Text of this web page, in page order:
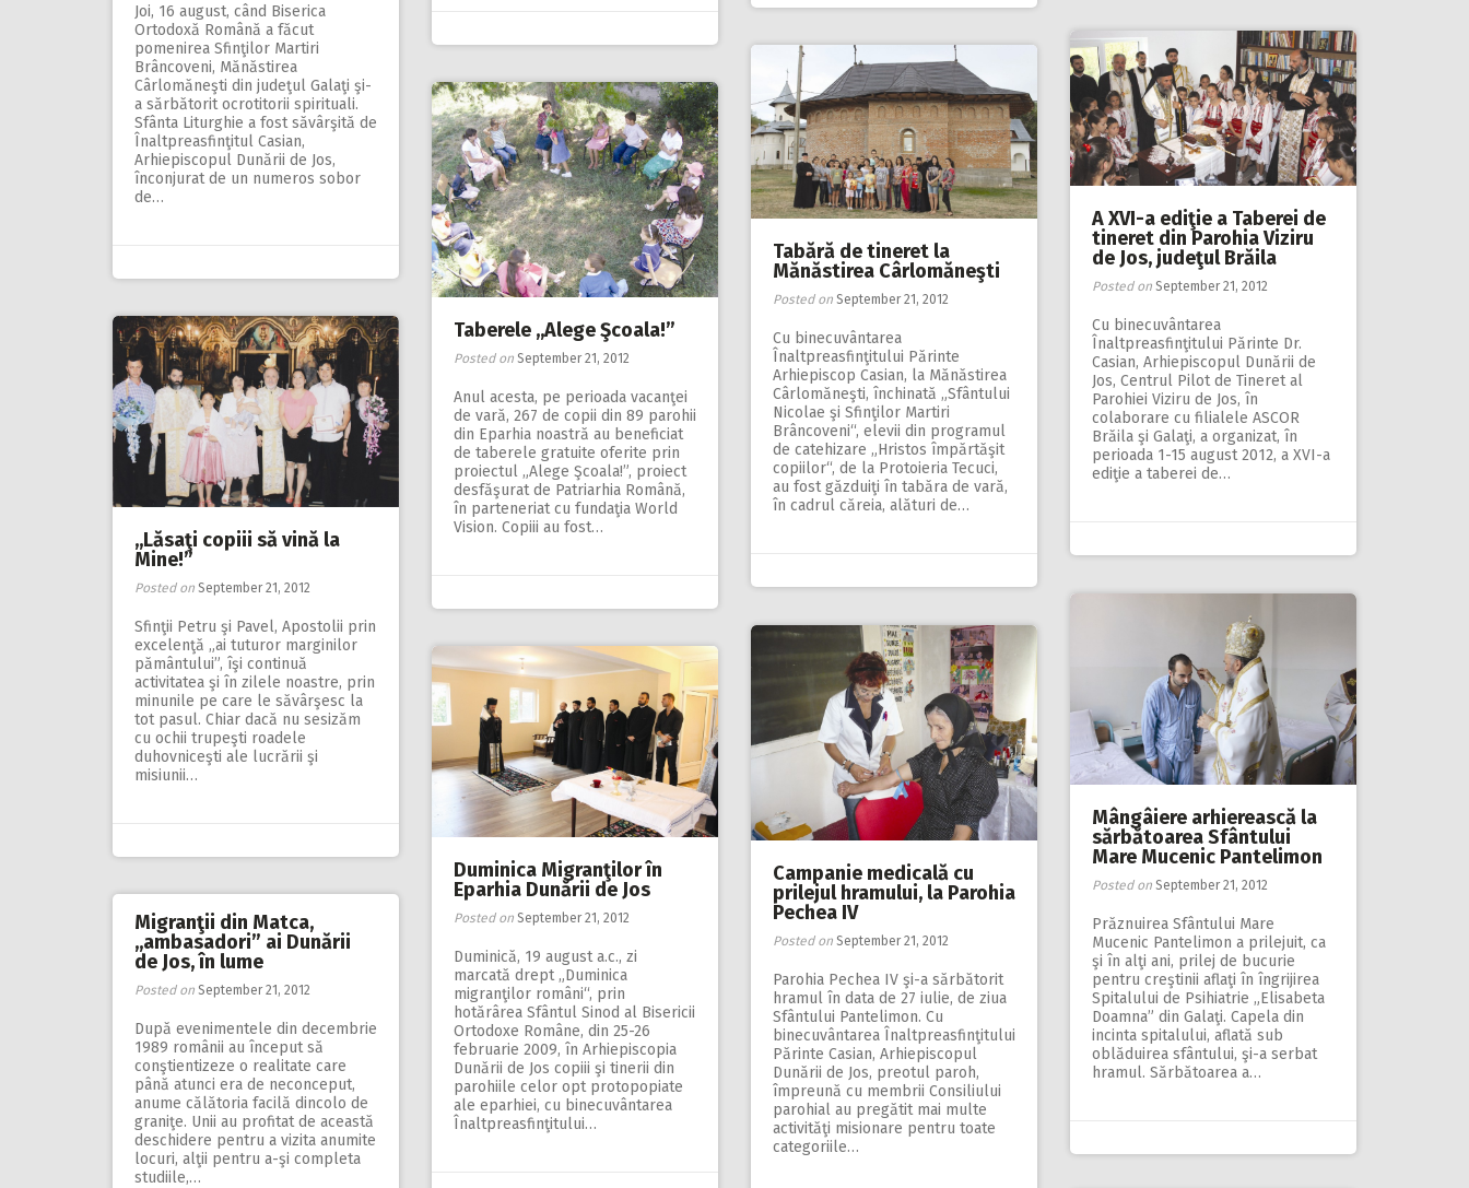
Joi, 16 august, când Biserica
Ortodoxă Română a făcut
pomenirea Sfinţilor Martiri
Brâncoveni, Mănăstirea
Cârlomăneşti din judeţul Galaţi şi-
a sărbătorit ocrotitorii spirituali.
Sfânta Liturghie a fost săvârşită de
Înaltpreasfinţitul Casian,
Arhiepiscopul Dunării de Jos,
înconjurat de un numeros sobor
de…
A XVI-a ediţie a Taberei de
tineret din Parohia Viziru
de Jos, judeţul Brăila
Posted on September 21, 2012
Cu binecuvântarea
Înaltpreasfinţitului Părinte Dr.
Casian, Arhiepiscopul Dunării de
Jos, Centrul Pilot de Tineret al
Parohiei Viziru de Jos, în
colaborare cu filialele ASCOR
Brăila şi Galaţi, a organizat, în
perioada 1-15 august 2012, a XVI-a
ediţie a taberei de…
Tabără de tineret la
Mănăstirea Cârlomăneşti
Posted on September 21, 2012
Cu binecuvântarea
Înaltpreasfinţitului Părinte
Arhiepiscop Casian, la Mănăstirea
Cârlomăneşti, închinată „Sfântului
Nicolae şi Sfinţilor Martiri
Brâncoveni“, elevii din programul
de catehizare „Hristos împărtăşit
copiilor“, de la Protoieria Tecuci,
au fost găzduiţi în tabăra de vară,
în cadrul căreia, alături de…
Taberele ,,Alege Şcoala!”
Posted on September 21, 2012
Anul acesta, pe perioada vacanţei
de vară, 267 de copii din 89 parohii
din Eparhia noastră au beneficiat
de taberele gratuite oferite prin
proiectul „Alege Şcoala!”, proiect
desfăşurat de Patriarhia Română,
în parteneriat cu fundaţia World
Vision. Copiii au fost…
,,Lăsaţi copiii să vină la
Mine!”
Posted on September 21, 2012
Sfinţii Petru şi Pavel, Apostolii prin
excelenţă „ai tuturor marginilor
pământului”, îşi continuă
activitatea şi în zilele noastre, prin
minunile pe care le săvârşesc la
tot pasul. Chiar dacă nu sesizăm
cu ochii trupeşti roadele
duhovniceşti ale lucrării şi
misiunii…
Mângâiere arhierească la
sărbătoarea Sfântului
Mare Mucenic Pantelimon
Posted on September 21, 2012
Prăznuirea Sfântului Mare
Mucenic Pantelimon a prilejuit, ca
şi în alţi ani, prilej de bucurie
pentru creştinii aflaţi în îngrijirea
Spitalului de Psihiatrie „Elisabeta
Doamna” din Galaţi. Capela din
incinta spitalului, aflată sub
oblăduirea sfântului, şi-a serbat
hramul. Sărbătoarea a…
Campanie medicală cu
prilejul hramului, la Parohia
Pechea IV
Posted on September 21, 2012
Parohia Pechea IV şi-a sărbătorit
hramul în data de 27 iulie, de ziua
Sfântului Pantelimon. Cu
binecuvântarea Înaltpreasfinţitului
Părinte Casian, Arhiepiscopul
Dunării de Jos, preotul paroh,
împreună cu membrii Consiliului
parohial au pregătit mai multe
activităţi misionare pentru toate
categoriile…
Duminica Migranţilor în
Eparhia Dunării de Jos
Posted on September 21, 2012
Duminică, 19 august a.c., zi
marcată drept „Duminica
migranţilor români“, prin
hotărârea Sfântul Sinod al Bisericii
Ortodoxe Române, din 25-26
februarie 2009, în Arhiepiscopia
Dunării de Jos copiii şi tinerii din
parohiile celor opt protopopiate
ale eparhiei, cu binecuvântarea
Înaltpreasfinţitului…
Migranţii din Matca,
,,ambasadori” ai Dunării
de Jos, în lume
Posted on September 21, 2012
După evenimentele din decembrie
1989 românii au început să
conştientizeze o realitate care
până atunci era de neconceput,
anume călătoria facilă dincolo de
graniţe. Unii au profitat de această
deschidere pentru a vizita anumite
locuri, alţii pentru a-şi completa
studiile,…